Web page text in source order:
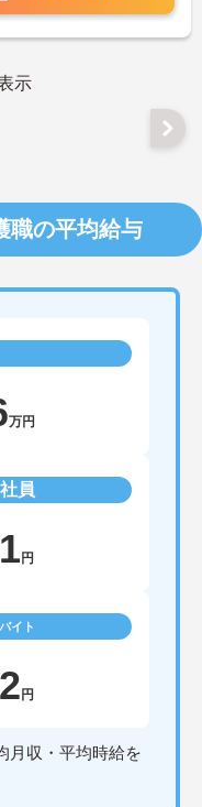
示
職の平均給与
万円
員
円
イト
円
月収・平均時給を